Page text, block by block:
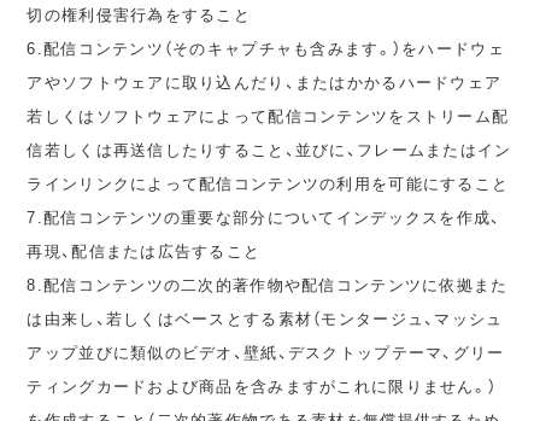
切の権利侵害行為をすること
6.配信コンテンツ（そのキャプチャも含みます。）をハードウェ
アやソフトウェアに取り込んだり、またはかかるハードウェア
若しくはソフトウェアによって配信コンテンツをストリーム配
信若しくは再送信したりすること、並びに、フレームまたはイン
ラインリンクによって配信コンテンツの利用を可能にすること
7.配信コンテンツの重要な部分についてインデックスを作成、
再現、配信または広告すること
8.配信コンテンツの二次的著作物や配信コンテンツに依拠また
は由来し、若しくはベースとする素材（モンタージュ、マッシュ
アップ並びに類似のビデオ、壁紙、デスクトップテーマ、グリー
ティングカードおよび商品を含みますがこれに限りません。）